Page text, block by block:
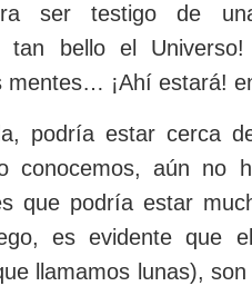
ser testigo de
tan bello el
mentes… ¡Ahí estará!
podría estar cerca
conocemos, aún no
que podría estar
es evidente que
llamamos lunas),